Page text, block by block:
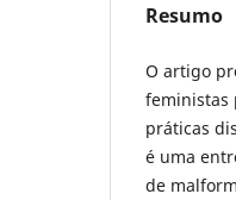
Resumo
O artigo
feministas
práticas
é uma
de